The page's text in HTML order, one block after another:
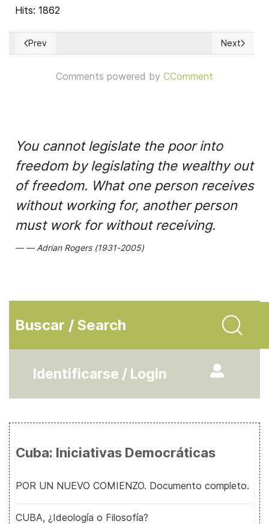
Hits: 1862
Previous article: El aborto y la Doctrina Social de la Iglesia
Prev Next
Next
Comments powered by CComment
You cannot legislate the poor into
freedom by legislating the wealthy out
of freedom. What one person receives
without working for, another person
must work for without receiving.
Adrian Rogers (1931-2005)
Buscar / Search
Identificarse / Login
Cuba: Iniciativas Democráticas
POR UN NUEVO COMIENZO. Documento completo.
CUBA, ¿Ideología o Filosofía?